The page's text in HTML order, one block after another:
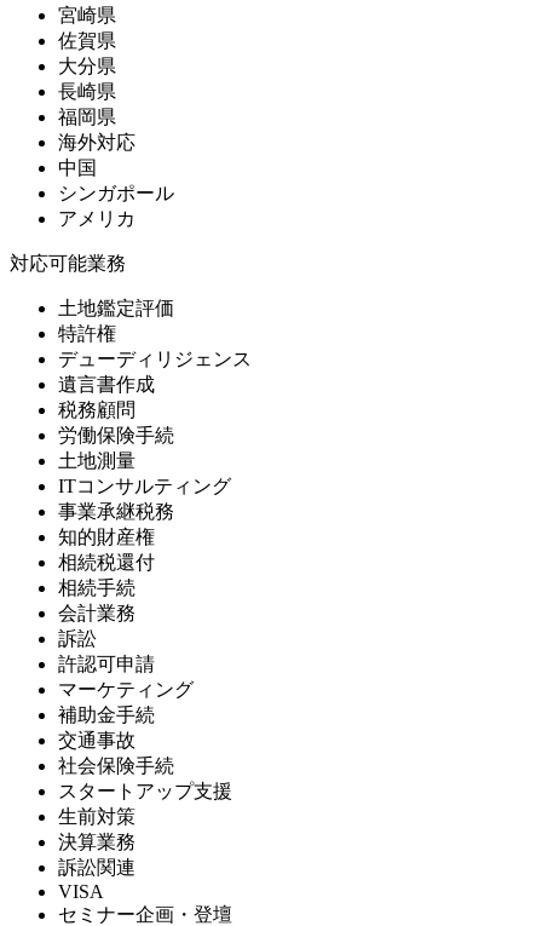
宮崎県
佐賀県
大分県
長崎県
福岡県
海外対応
中国
シンガポール
アメリカ
対応可能業務
土地鑑定評価
特許権
デューディリジェンス
遺言書作成
税務顧問
労働保険手続
土地測量
ITコンサルティング
事業承継税務
知的財産権
相続税還付
相続手続
会計業務
訴訟
許認可申請
マーケティング
補助金手続
交通事故
社会保険手続
スタートアップ支援
生前対策
決算業務
訴訟関連
VISA
セミナー企画・登壇